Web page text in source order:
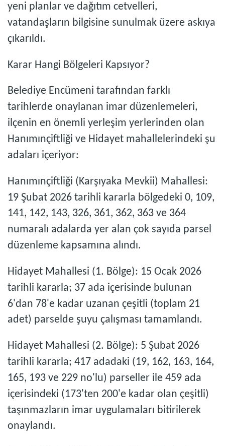
yeni planlar ve dağıtım cetvelleri,
vatandaşların bilgisine sunulmak üzere askıya
çıkarıldı.
Karar Hangi Bölgeleri Kapsıyor?
Belediye Encümeni tarafından farklı
tarihlerde onaylanan imar düzenlemeleri,
ilçenin en önemli yerleşim yerlerinden olan
Hanımınçiftliği ve Hidayet mahallelerindeki şu
adaları içeriyor:
Hanımınçiftliği (Karşıyaka Mevkii) Mahallesi:
19 Şubat 2026 tarihli kararla bölgedeki 0, 109,
141, 142, 143, 326, 361, 362, 363 ve 364
numaralı adalarda yer alan çok sayıda parsel
düzenleme kapsamına alındı.
Hidayet Mahallesi (1. Bölge): 15 Ocak 2026
tarihli kararla; 37 ada içerisinde bulunan
6'dan 78'e kadar uzanan çeşitli (toplam 21
adet) parselde şuyu çalışması tamamlandı.
Hidayet Mahallesi (2. Bölge): 5 Şubat 2026
tarihli kararla; 417 adadaki (19, 162, 163, 164,
165, 193 ve 229 no'lu) parseller ile 459 ada
içerisindeki (173'ten 200'e kadar olan çeşitli)
taşınmazların imar uygulamaları bitirilerek
onaylandı.